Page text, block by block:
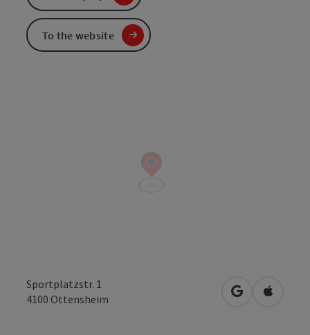
Sportplatzstr. 1
4100 Ottensheim open inOpen in
To the website